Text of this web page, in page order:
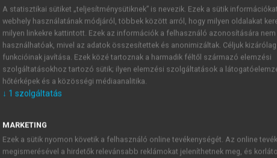
FIÓKKAL ÚJ FIÓK
1 óra
A statisztikai sütiket „teljesítménysütiknek” is nevezik. Ezek a sütik
webhely használatának módjáról, többek között arról, hogy milyen oldalakat
milyen linkekre kattintott. Ezek az információk a felhasználó azonosítására nem
használhatóak, mivel az adatok összesítettek és anonimizáltak. Céljuk
funkcióinak javítása. Ezek közé tartoznak a harmadik féltől származó elemzési
szolgáltatásokhoz tartozó sütik; ilyen elemzési szolgáltatások a
hőtérképek és a közösségi médiaanalitika.
↓ 1 szolgáltatás
MARKETING
Ezek a sütik nyomon követik a felhasználó online tevékenységét. Az online
megismerésével a hirdetők relevánsabb reklámokat jeleníthetnek meg, és